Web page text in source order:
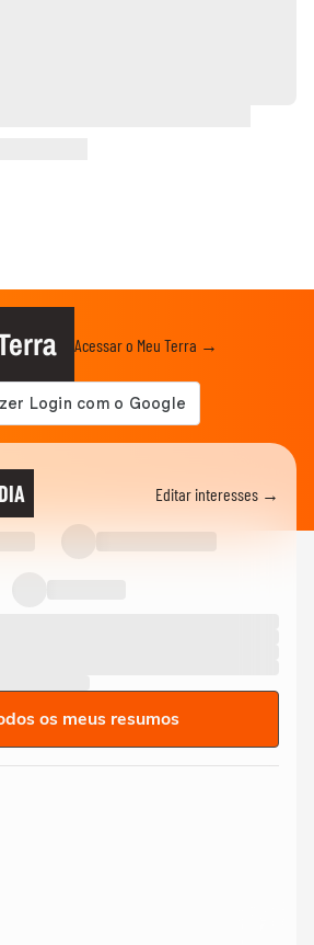
Acessar o Meu Terra →
Editar interesses →
os meus resumos